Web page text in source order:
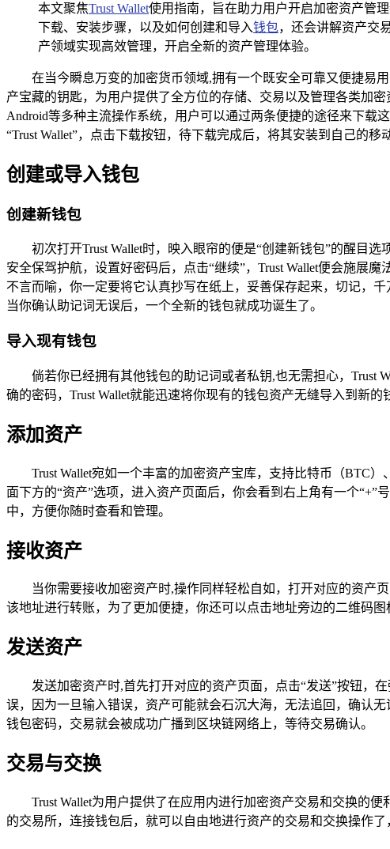
本文聚焦Trust Wallet使用指南，旨在助力用户开启加密资产管
下载、安装步骤，以及如何创建和导入钱包，还会讲解资产交
产领域实现高效管理，开启全新的资产管理体验。
在当今瞬息万变的加密货币领域,拥有一个既安全可靠又便捷易
产宝藏的钥匙，为用户提供了全方位的存储、交易以及管理各类加
Android等多种主流操作系统，用户可以通过两条便捷的途径来下载
“Trust Wallet”，点击下载按钮，待下载完成后，将其安装到自己的
创建或导入钱包
创建新钱包
初次打开Trust Wallet时，映入眼帘的便是“创建新钱包”的醒目
安全保驾护航，设置好密码后，点击“继续”，Trust Wallet便会施展
不言而喻，你一定要将它认真抄写在纸上，妥善保存起来，切记，
当你确认助记词无误后，一个全新的钱包就成功诞生了。
导入现有钱包
倘若你已经拥有其他钱包的助记词或者私钥,也无需担心，Trust
确的密码，Trust Wallet就能迅速将你现有的钱包资产无缝导入到新的
添加资产
Trust Wallet宛如一个丰富的加密资产宝库，支持比特币（BTC
面下方的“资产”选项，进入资产页面后，你会看到右上角有一个
中，方便你随时查看和管理。
接收资产
当你需要接收加密资产时,操作同样轻松自如，打开对应的资产
该地址进行转账，为了更加便捷，你还可以点击地址旁边的二维码
发送资产
发送加密资产时,首先打开对应的资产页面，点击“发送”按钮，
误，因为一旦输入错误，资产可能就会石沉大海，无法追回，确认
钱包密码，交易就会被成功广播到区块链网络上，等待交易确认。
交易与交换
Trust Wallet为用户提供了在应用内进行加密资产交易和交换的
的交易所，连接钱包后，就可以自由地进行资产的交易和交换操作